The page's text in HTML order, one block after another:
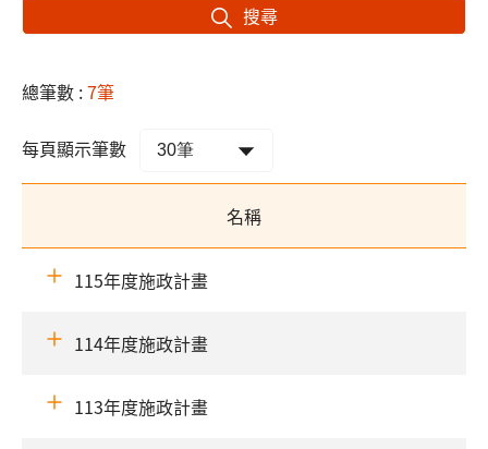
搜尋
總筆數 :7筆
每頁顯示筆數
名稱
115年度施政計畫
114年度施政計畫
113年度施政計畫